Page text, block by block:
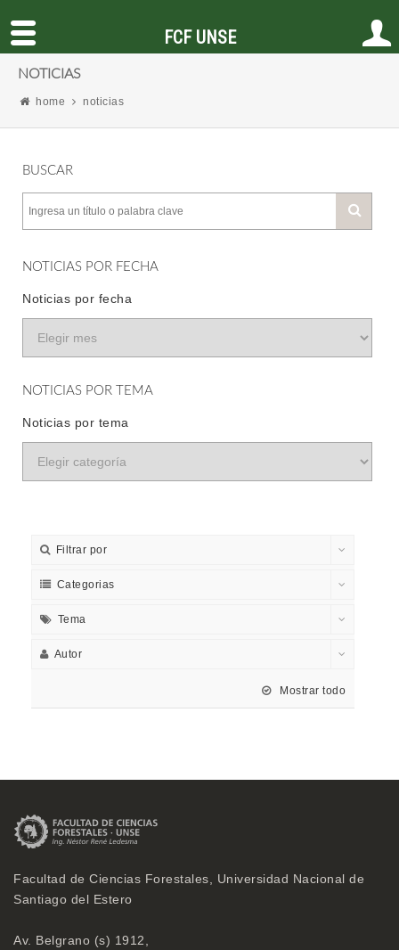
NOTICIAS
home noticias
BUSCAR
NOTICIAS POR FECHA
Noticias por fecha
NOTICIAS POR TEMA
Noticias por tema
Filtrar por
Categorias
Tema
Autor
Mostrar todo
Facultad de Ciencias Forestales, Universidad Nacional de
Santiago del Estero
Av. Belgrano (s) 1912,
FCF UNSE